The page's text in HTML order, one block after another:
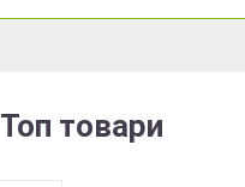
Топ товари